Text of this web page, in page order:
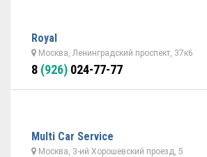
Royal
Москва, Ленинградский проспект, 37к6
8 (926) 024-77-77
Multi Car Service
Москва, 3-ий Хорошевский проезд, 5